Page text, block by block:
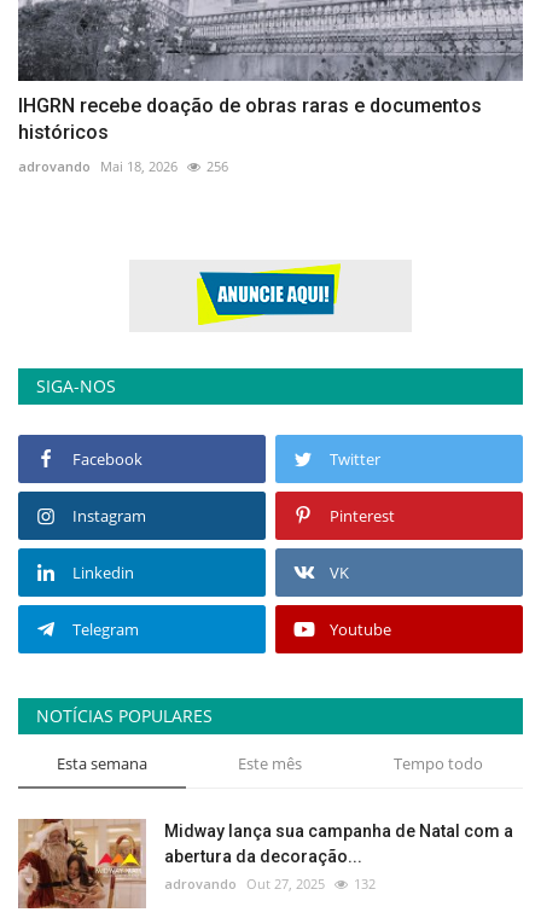
IHGRN recebe doação de obras raras e documentos
históricos
adrovando Mai 18, 2026 256
SIGA-NOS
Facebook Twitter
Instagram Pinterest
Linkedin VK
Telegram Youtube
NOTÍCIAS POPULARES
Esta semana Este mês Tempo todo
Midway lança sua campanha de Natal com a
abertura da decoração...
adrovando Out 27, 2025 132